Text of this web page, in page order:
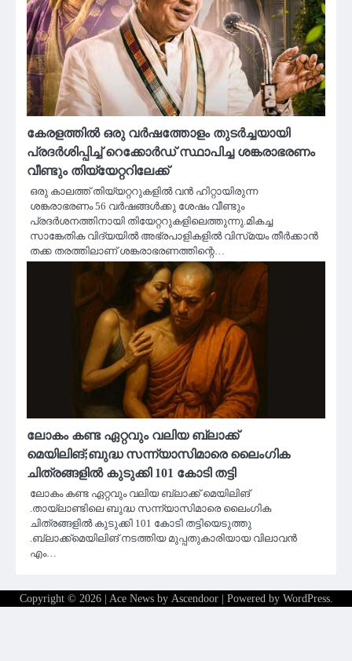
കേരളത്തിൽ ഒരു വർഷത്തോളം തുടർച്ചയായി
പ്രദർശിപ്പിച്ച് റെക്കോർഡ് സ്ഥാപിച്ച ശങ്കരാഭരണം
വീണ്ടും തിയ്യേറ്ററിലേക്ക്
ഒരു കാലത്ത് തിയ്യറ്ററുകളിൽ വൻ ഹിറ്റായിരുന്ന
ശങ്കരാഭരണം 56 വർഷങ്ങൾക്കു ശേഷം വീണ്ടും
പ്രദർശനത്തിനായി തിയേറ്ററുകളിലെത്തുന്നു.മികച്ച
സാങ്കേതിക വിദ്യയിൽ അഭ്രപാളികളിൽ വിസ്‌മയം തീർക്കാൻ
തക്ക തരത്തിലാണ് ശങ്കരാഭരണത്തിന്റെ…
ലോകം കണ്ട ഏറ്റവും വലിയ ബ്ലാക്ക്
മെയിലിങ്;ബുദ്ധ സന്ന്യാസിമാരെ ലൈംഗിക
ചിത്രങ്ങളിൽ കുടുക്കി 101 കോടി തട്ടി
ലോകം കണ്ട ഏറ്റവും വലിയ ബ്ലാക്ക് മെയിലിങ്
.തായ്‌ലാണ്ടിലെ ബുദ്ധ സന്ന്യാസിമാരെ ലൈംഗിക
ചിത്രങ്ങളിൽ കുടുക്കി 101 കോടി തട്ടിയെടുത്തു
.ബ്ലാക്ക്‌മെയിലിങ് നടത്തിയ മുപ്പതുകാരിയായ വിലാവൻ
എം…
Copyright © 2026 | Ace News by Ascendoor| Powered by WordPress.